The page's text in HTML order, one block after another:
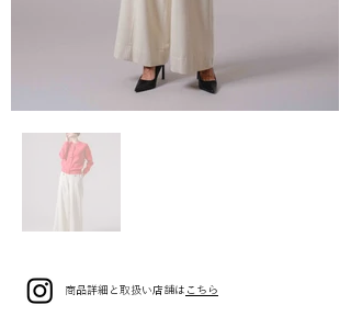
商品詳細と取扱い店舗は こちら